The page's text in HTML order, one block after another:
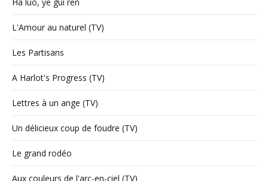
Ha luo, ye gui ren
L'Amour au naturel (TV)
Les Partisans
A Harlot's Progress (TV)
Lettres à un ange (TV)
Un délicieux coup de foudre (TV)
Le grand rodéo
Aux couleurs de l'arc-en-ciel (TV)